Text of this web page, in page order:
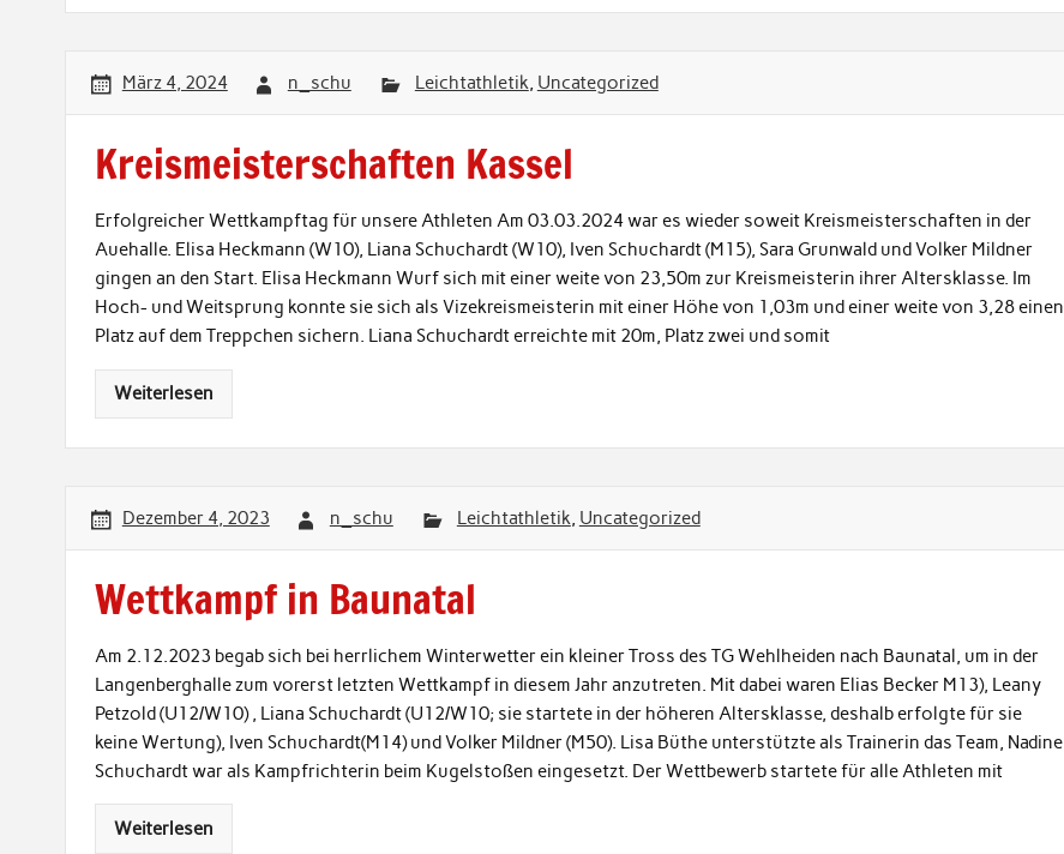
März 4, 2024 n_schu Leichtathletik, Uncategorized
Kreismeisterschaften Kassel
Erfolgreicher Wettkampftag für unsere Athleten Am 03.03.2024 war es wieder soweit Kreismeisterschaften in der
Auehalle. Elisa Heckmann (W10), Liana Schuchardt (W10), Iven Schuchardt (M15), Sara Grunwald und Volker Mildner
gingen an den Start. Elisa Heckmann Wurf sich mit einer weite von 23,50m zur Kreismeisterin ihrer Altersklasse. Im
Hoch- und Weitsprung konnte sie sich als Vizekreismeisterin mit einer Höhe von 1,03m und einer weite von 3,28 einen
Platz auf dem Treppchen sichern. Liana Schuchardt erreichte mit 20m, Platz zwei und somit
Weiterlesen
Dezember 4, 2023 n_schu Leichtathletik, Uncategorized
Wettkampf in Baunatal
Am 2.12.2023 begab sich bei herrlichem Winterwetter ein kleiner Tross des TG Wehlheiden nach Baunatal, um in der
Langenberghalle zum vorerst letzten Wettkampf in diesem Jahr anzutreten. Mit dabei waren Elias Becker M13), Leany
Petzold (U12/W10) , Liana Schuchardt (U12/W10; sie startete in der höheren Altersklasse, deshalb erfolgte für sie
keine Wertung), Iven Schuchardt(M14) und Volker Mildner (M50). Lisa Büthe unterstützte als Trainerin das Team, Nadine
Schuchardt war als Kampfrichterin beim Kugelstoßen eingesetzt. Der Wettbewerb startete für alle Athleten mit
Weiterlesen